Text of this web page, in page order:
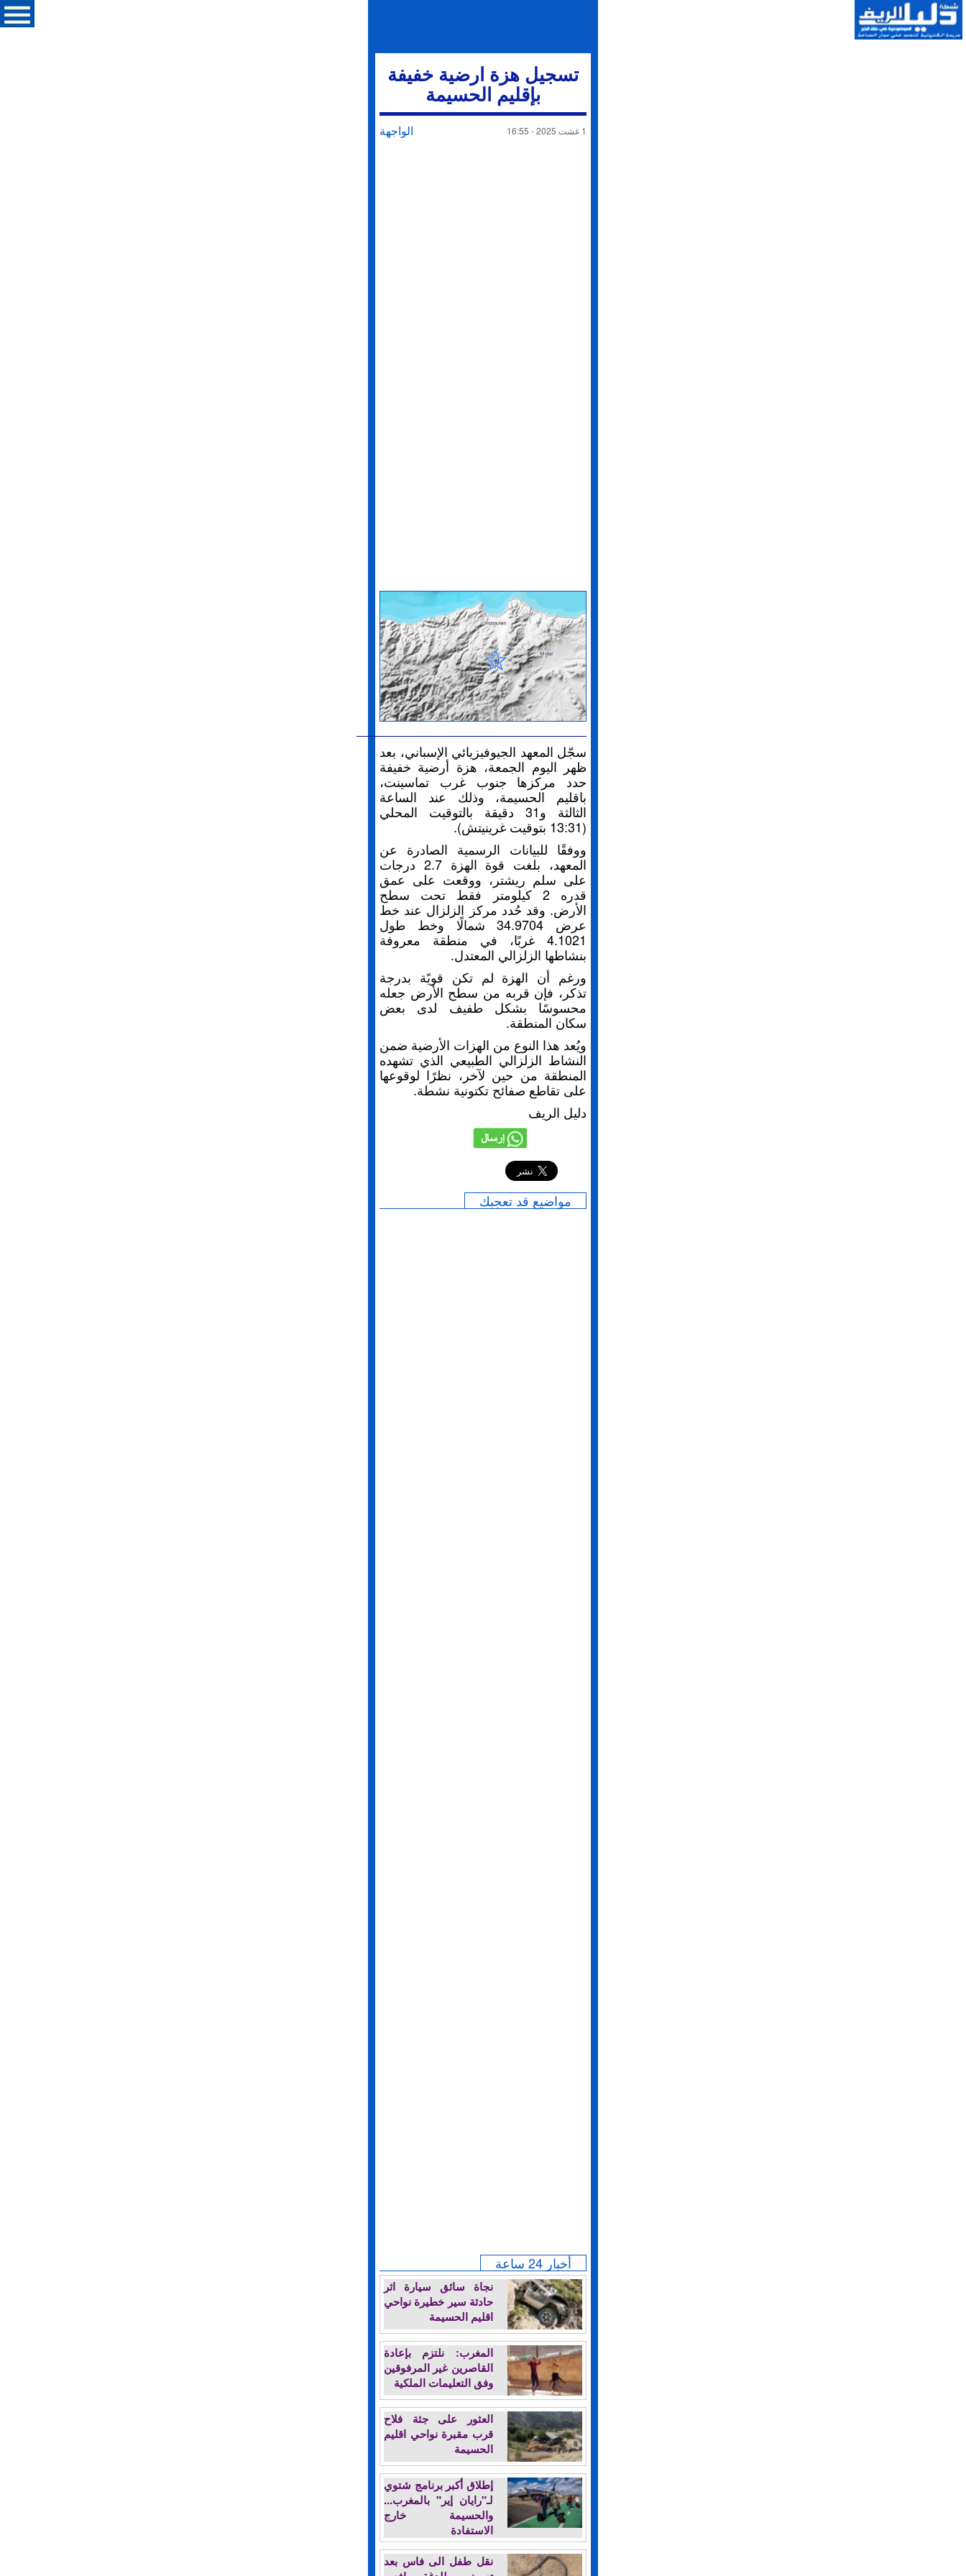
تسجيل هزة ارضية خفيفة
بإقليم الحسيمة
الواجهة 1 غشت 2025 - 16:55
سجّل المعهد الجيوفيزيائي الإسباني، بعد
ظهر اليوم الجمعة، هزة أرضية خفيفة
حدد مركزها جنوب غرب تماسينت،
باقليم الحسيمة، وذلك عند الساعة
الثالثة و31 دقيقة بالتوقيت المحلي
(13:31 بتوقيت غرينيتش).
ووفقًا للبيانات الرسمية الصادرة عن
المعهد، بلغت قوة الهزة 2.7 درجات
على سلم ريشتر، ووقعت على عمق
قدره 2 كيلومتر فقط تحت سطح
الأرض. وقد حُدد مركز الزلزال عند خط
عرض 34.9704 شمالًا وخط طول
4.1021 غربًا، في منطقة معروفة
بنشاطها الزلزالي المعتدل.
ورغم أن الهزة لم تكن قويًة بدرجة
تذكر، فإن قربه من سطح الأرض جعله
محسوسًا بشكل طفيف لدى بعض
سكان المنطقة.
ويُعد هذا النوع من الهزات الأرضية ضمن
النشاط الزلزالي الطبيعي الذي تشهده
المنطقة من حين لآخر، نظرًا لوقوعها
على تقاطع صفائح تكتونية نشطة.
دليل الريف
مواضيع قد تعجبك
أخبار 24 ساعة
نجاة سائق سيارة اثر
حادثة سير خطيرة نواحي
اقليم الحسيمة
المغرب: نلتزم بإعادة
القاصرين غير المرفوقين
وفق التعليمات الملكية
العثور على جثة فلاح
قرب مقبرة نواحي اقليم
الحسيمة
إطلاق أكبر برنامج شتوي
لـ"رايان إير" بالمغرب...
والحسيمة خارج
الاستفادة
نقل طفل الى فاس بعد